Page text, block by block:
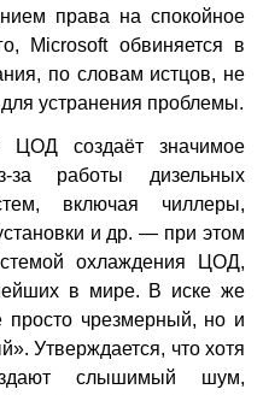
права на спокойное
Microsoft обвиняется в
по словам истцов, не
устранения проблемы.
ЦОД создаёт значимое
за работы дизельных
включая чиллеры,
и др. — при этом
охлаждения ЦОД,
в мире. В иске же
просто чрезмерный, но и
Утверждается, что хотя
слышимый шум,